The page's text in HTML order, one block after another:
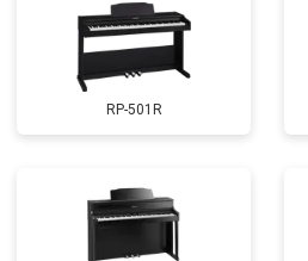
RP-501R